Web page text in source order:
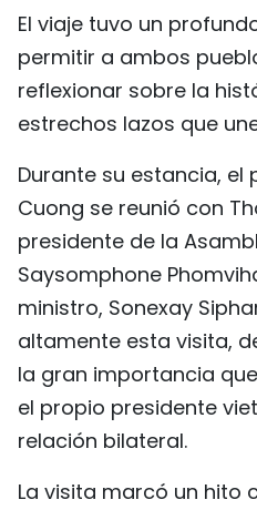
El viaje tuvo un
permitir a ambos
reflexionar sobre la
estrechos lazos que
Durante su estancia, el
Cuong se reunió con
presidente de la
Saysomphone
ministro, Sonexay
altamente esta visita,
la gran importancia
el propio presidente
relación bilateral.
La visita marcó un hito